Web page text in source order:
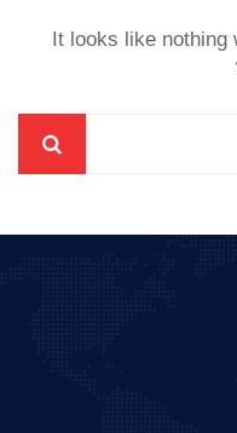
It looks like nothing